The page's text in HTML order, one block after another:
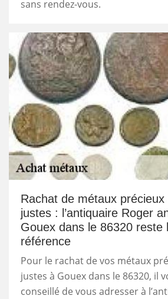
sans rendez-vous.
Rachat de métaux
justes : l’antiquaire Roger
Gouex dans le 86320 reste
référence
Pour le rachat de vos métaux
justes à Gouex dans le 86320, il
conseillé de vous adresser à